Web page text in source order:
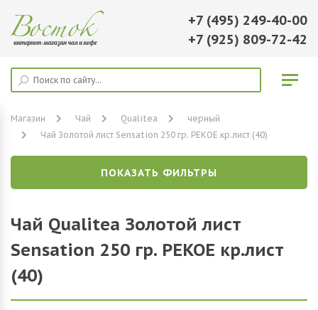
+7 (495) 249-40-00
+7 (925) 809-72-42
Магазин Чай Qualitea
черный
Чай Золотой лист Sensation 250 гр. РЕКОЕ кр.лист (40)
ПОКАЗАТЬ ФИЛЬТРЫ
Чай Qualitea Золотой лист
Sensation 250 гр. РЕКОЕ кр.лист
(40)